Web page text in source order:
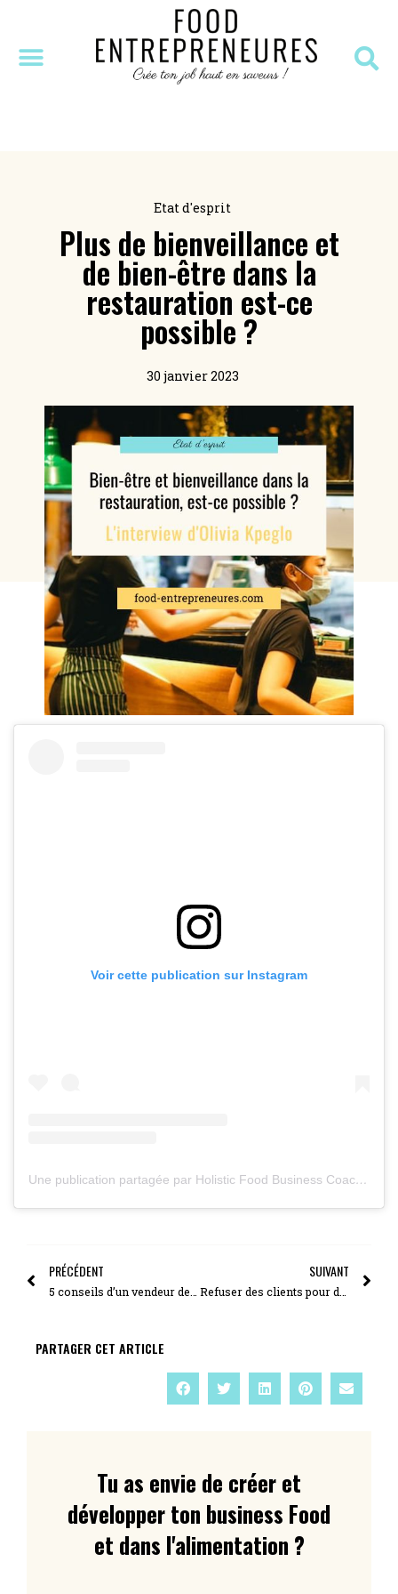
Etat d'esprit
Plus de bienveillance et
de bien-être dans la
restauration est-ce
possible ?
30 janvier 2023
Voir cette publication sur Instagram
Une publication partagée par Holistic Food Business Coach (@melanie_food_entrepreneures)
PRÉCÉDENT SUIVANT
PARTAGER CET ARTICLE
Tu as envie de créer et
développer ton business Food
et dans l'alimentation ?